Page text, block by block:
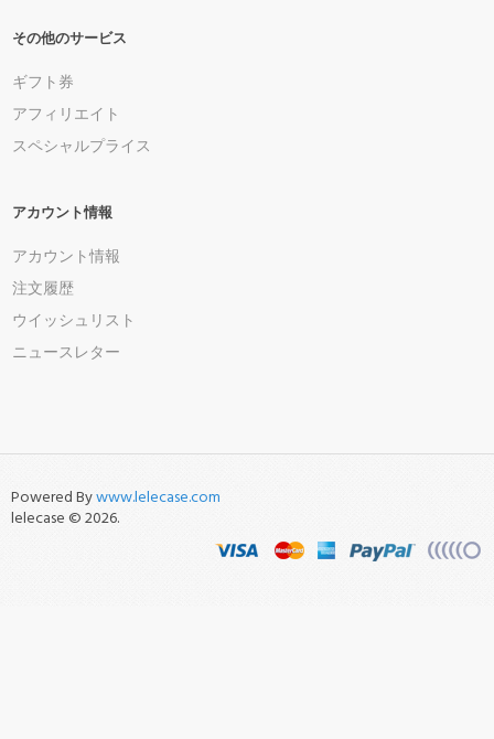
その他のサービス
ギフト券
アフィリエイト
スペシャルプライス
アカウント情報
アカウント情報
注文履歴
ウイッシュリスト
ニュースレター
Powered Bywww.lelecase.com
lelecase © 2026.